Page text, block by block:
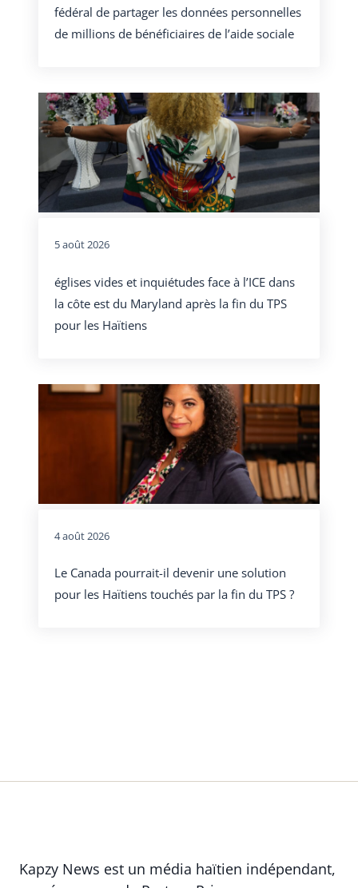
fédéral de partager les données personnelles
de millions de bénéficiaires de l’aide sociale
5 août 2026
églises vides et inquiétudes face à l’ICE dans
la côte est du Maryland après la fin du TPS
pour les Haïtiens
4 août 2026
Le Canada pourrait-il devenir une solution
pour les Haïtiens touchés par la fin du TPS ?
Kapzy News est un média haïtien indépendant,